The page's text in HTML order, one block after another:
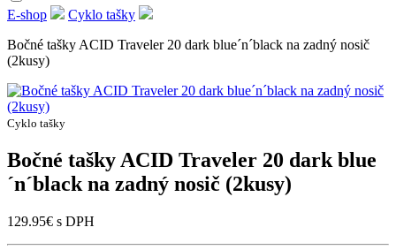
E-shop
Cyklo tašky
Bočné tašky ACID Traveler 20 dark blue´n´black na zadný nosič
(2kusy)
Cyklo tašky
Bočné tašky ACID Traveler 20 dark blue
´n´black na zadný nosič (2kusy)
129.95€ s DPH